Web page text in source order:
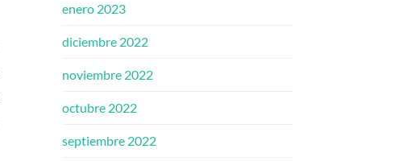
enero 2023
diciembre 2022
noviembre 2022
octubre 2022
septiembre 2022